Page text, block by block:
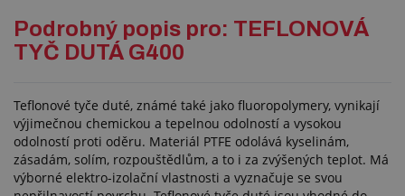
Podrobný popis pro: TEFLONOVÁ
TYČ DUTÁ G400
Teflonové tyče duté, známé také jako fluoropolymery, vynikají
výjimečnou chemickou a tepelnou odolností a vysokou
odolností proti oděru. Materiál PTFE odolává kyselinám,
zásadám, solím, rozpouštědlům, a to i za zvýšených teplot. Má
výborné elektro-izolační vlastnosti a vyznačuje se svou